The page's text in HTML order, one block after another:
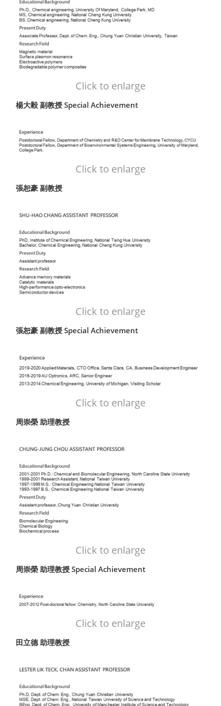
Click to enlarge
楊大毅 副教授 Special Achievement
Click to enlarge
張恕豪 副教授
Click to enlarge
張恕豪 副教授 Special Achievement
Click to enlarge
周崇榮 助理教授
Click to enlarge
周崇榮 助理教授 Special Achievement
Click to enlarge
田立德 助理教授